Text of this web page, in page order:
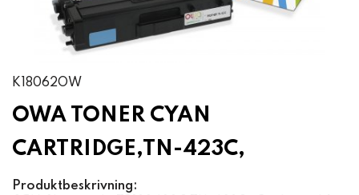
K18062OW
OWA TONER CYAN
CARTRIDGE,TN-423C,
Produktbeskrivning: